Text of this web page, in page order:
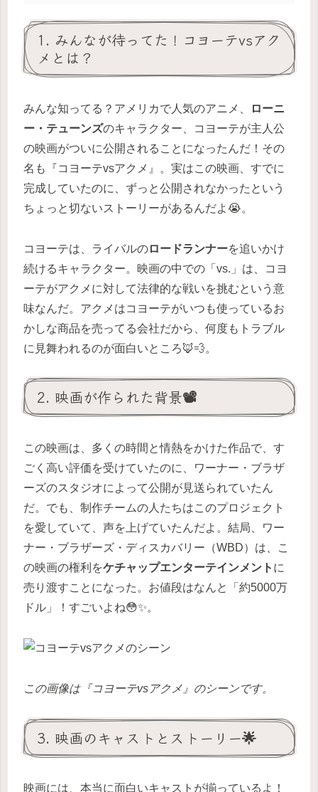
1. みんなが待ってた！コヨーテvsアク
メとは？
みんな知ってる？アメリカで人気のアニメ、
ローニ
ー・テューンズのキャラクター、コヨーテが主人公
の映画がついに公開されることになったんだ！その
名も『コヨーテvsアクメ』。実はこの映画、すでに
完成していたのに、ずっと公開されなかったという
ちょっと切ないストーリーがあるんだよ😭。
コヨーテは、ライバルのロードランナーを追いかけ
続けるキャラクター。映画の中での「vs.」は、コヨ
ーテがアクメに対して法律的な戦いを挑むという意
味なんだ。アクメはコヨーテがいつも使っているお
かしな商品を売ってる会社だから、何度もトラブル
に見舞われるのが面白いところ🦊💨。
2. 映画が作られた背景📽️
この映画は、多くの時間と情熱をかけた作品で、す
ごく高い評価を受けていたのに、ワーナー・ブラザ
ーズのスタジオによって公開が見送られていたん
だ。でも、制作チームの人たちはこのプロジェクト
を愛していて、声を上げていたんだよ。結局、ワー
ナー・ブラザーズ・ディスカバリー（WBD）は、こ
の映画の権利をケチャップエンターテインメント に
売り渡すことになった。お値段はなんと「約5000万
ドル」！すごいよね😳✨。
この画像は『コヨーテvsアクメ』のシーンです。
3. 映画のキャストとストーリー🌟
映画には、本当に面白いキャストが揃っているよ！